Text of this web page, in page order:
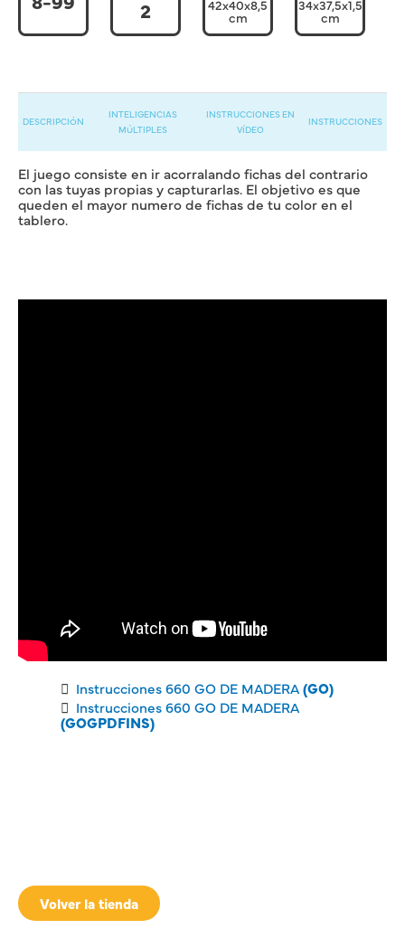
Volver la tienda
2 42x40x8,5
cm
34x37,5x1,5
cm
DESCRIPCIÓN
INTELIGENCIAS
MÚLTIPLES
INSTRUCCIONES EN
VÍDEO
INSTRUCCIONES
El juego consiste en ir acorralando fichas del contrario
con las tuyas propias y capturarlas. El objetivo es que
queden el mayor numero de fichas de tu color en el
tablero.
Instrucciones 660 GO DE MADERA(GO)
Instrucciones 660 GO DE MADERA
(GOGPDFINS)